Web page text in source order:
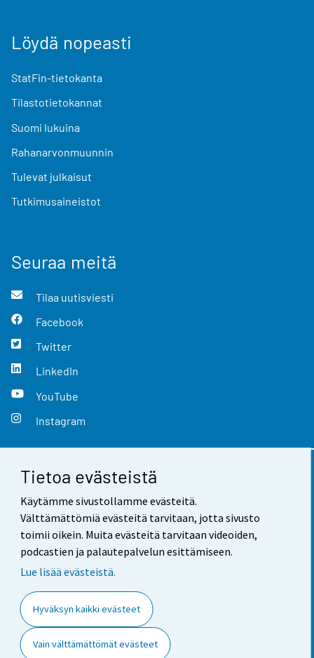
Tietoa evästeistä
Käytämme sivustollamme evästeitä.
Välttämättömiä evästeitä tarvitaan, jotta sivusto
toimii oikein. Muita evästeitä tarvitaan videoiden,
podcastien ja palautepalvelun esittämiseen.
Lue lisää evästeistä.
Hyväksyn kaikki evästeet
Vain välttämättömät evästeet
Löydä nopeasti
StatFin-tietokanta
Tilastotietokannat
Suomi lukuina
Rahanarvonmuunnin
Tulevat julkaisut
Tutkimusaineistot
Seuraa meitä
Tilaa uutisviesti
Facebook
Twitter
LinkedIn
YouTube
Instagram
Yhteystiedot
Palaute
Käyttöehdot
Saavutettavuus
Tietoa sivustosta
Evästeasetukset